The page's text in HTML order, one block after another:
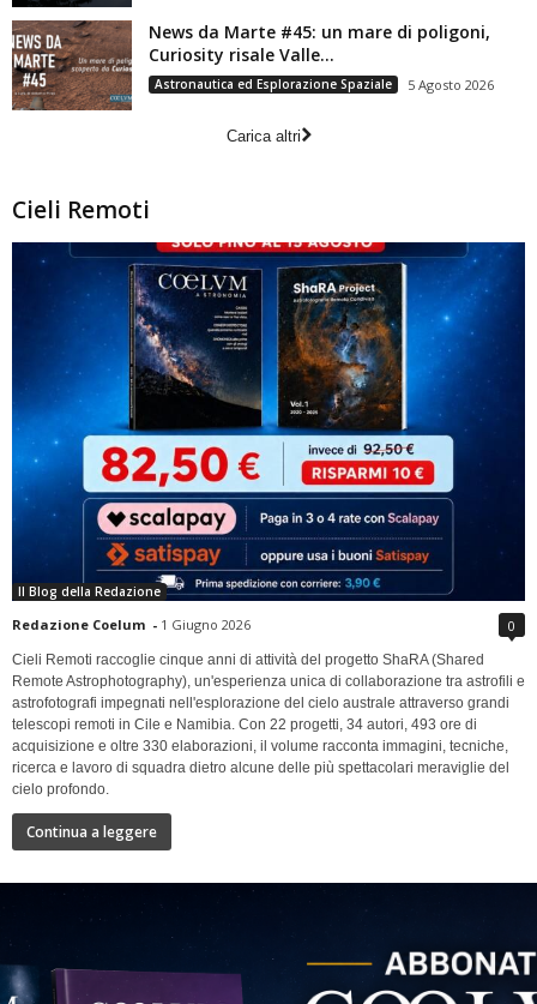
News da Marte #45: un mare di poligoni,
Curiosity risale Valle...
Astronautica ed Esplorazione Spaziale 5 Agosto 2026
Carica altri
Cieli Remoti
Il Blog della Redazione
Redazione Coelum - 1 Giugno 2026 0
Cieli Remoti raccoglie cinque anni di attività del progetto ShaRA (Shared
Remote Astrophotography), un'esperienza unica di collaborazione tra astrofili e
astrofotografi impegnati nell'esplorazione del cielo australe attraverso grandi
telescopi remoti in Cile e Namibia. Con 22 progetti, 34 autori, 493 ore di
acquisizione e oltre 330 elaborazioni, il volume racconta immagini, tecniche,
ricerca e lavoro di squadra dietro alcune delle più spettacolari meraviglie del
cielo profondo.
Continua a leggere